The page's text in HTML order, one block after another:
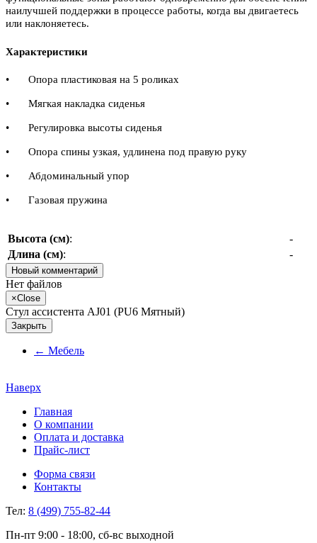
наилучшей поддержки в процессе работы, когда вы двигаетесь
или наклоняетесь.
Характеристики
•
Опора пластиковая на 5 роликах
•
Мягкая накладка сиденья
•
Регулировка высоты сиденья
•
Опора спины узкая, удлинена под правую руку
•
Абдоминальный упор
•
Газовая пружина
Высота (см):
-
Длина (см): -
Новый комментарий
Нет файлов
×Close
Стул ассистента AJ01 (PU6 Мятный)
Закрыть
← Мебель
Наверх
Главная
О компании
Оплата и доставка
Прайс-лист
Форма связи
Контакты
Тел: 8 (499) 755-82-44
Пн-пт 9:00 - 18:00, сб-вс выходной